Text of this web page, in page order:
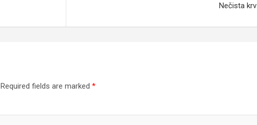
Nečista krv
Required fields are marked *